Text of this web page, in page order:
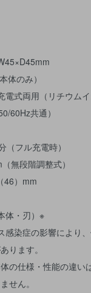
体のみ）
式両用（リチウムイ
60Hz共通）
（フル充電時）
無段階調整式）
46）mm
体・刃）※
感染症の影響により
ります。
の仕様・性能の違い
せん。